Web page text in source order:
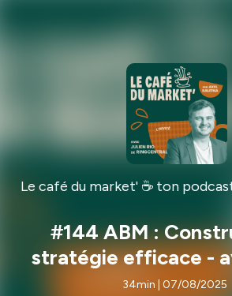
Le café du market' ☕ ton
#144 ABM :
stratégie efficace -
Rio, VP
34min | 07/08/2025